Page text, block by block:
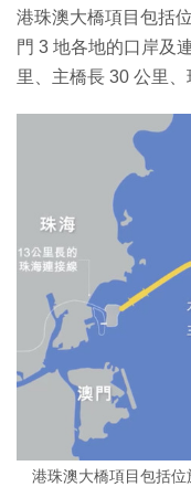
港珠澳大橋項目包括
門 3 地各地的口岸及
里、主橋長 30 公里、
港珠澳大橋項目包括